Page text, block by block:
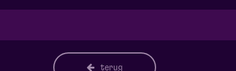
terug